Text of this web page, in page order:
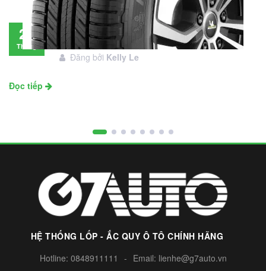
28
Tháng
Đánh giá lốp Michelin Primacy SUV: Đáng
đầu tư không?
Đăng bởi Kelly Le
Đọc tiếp
HỆ THỐNG LỐP - ẮC QUY Ô TÔ CHÍNH HÃNG
Hotline: 0848911111 - Email: lienhe@g7auto.vn